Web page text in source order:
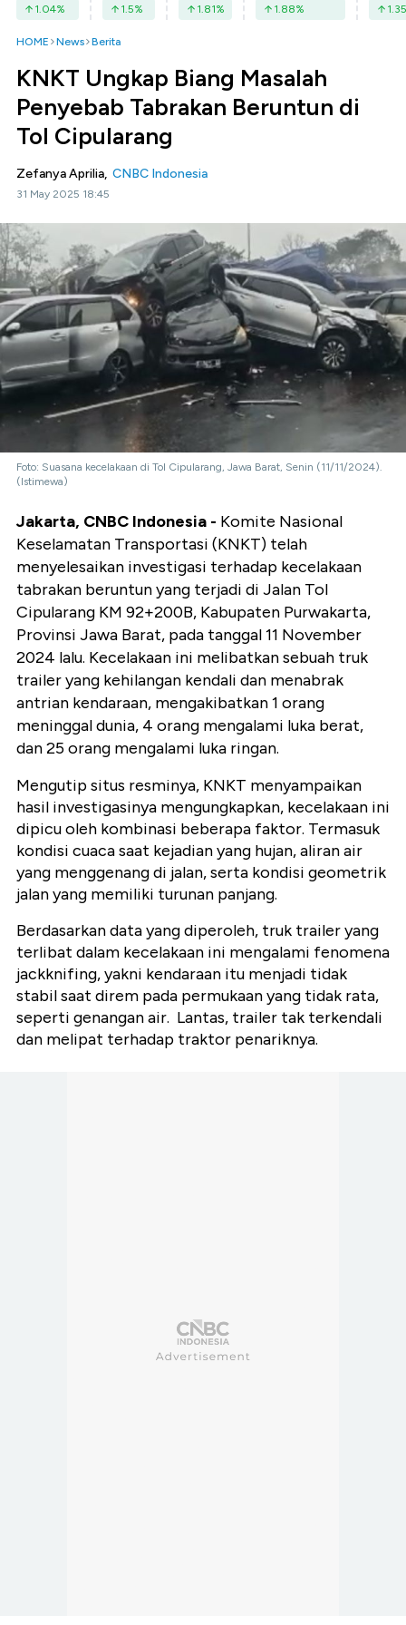
1.04% 1.5% 1.81% 1.88% 1.35
HOME News Berita
KNKT Ungkap Biang Masalah
Penyebab Tabrakan Beruntun di
Tol Cipularang
Zefanya Aprilia, CNBC Indonesia
31 May 2025 18:45
Foto: Suasana kecelakaan di Tol Cipularang, Jawa Barat, Senin (11/11/2024).
(Istimewa)
Jakarta, CNBC Indonesia - Komite Nasional
Keselamatan Transportasi (KNKT) telah
menyelesaikan investigasi terhadap kecelakaan
tabrakan beruntun yang terjadi di Jalan Tol
Cipularang KM 92+200B, Kabupaten Purwakarta,
Provinsi Jawa Barat, pada tanggal 11 November
2024 lalu. Kecelakaan ini melibatkan sebuah truk
trailer yang kehilangan kendali dan menabrak
antrian kendaraan, mengakibatkan 1 orang
meninggal dunia, 4 orang mengalami luka berat,
dan 25 orang mengalami luka ringan.
Mengutip situs resminya, KNKT menyampaikan
hasil investigasinya mengungkapkan, kecelakaan ini
dipicu oleh kombinasi beberapa faktor. Termasuk
kondisi cuaca saat kejadian yang hujan, aliran air
yang menggenang di jalan, serta kondisi geometrik
jalan yang memiliki turunan panjang.
Berdasarkan data yang diperoleh, truk trailer yang
terlibat dalam kecelakaan ini mengalami fenomena
jackknifing, yakni kendaraan itu menjadi tidak
stabil saat direm pada permukaan yang tidak rata,
seperti genangan air. Lantas, trailer tak terkendali
dan melipat terhadap traktor penariknya.